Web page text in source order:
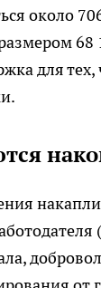
около
для тех,